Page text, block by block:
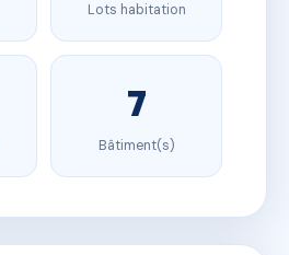
Lots habitation
7
Bâtiment(s)